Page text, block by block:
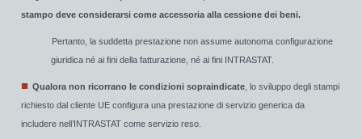
stampo deve considerarsi come accessoria alla cessione dei beni.
Pertanto, la suddetta prestazione non assume autonoma configurazione
giuridica né ai fini della fatturazione, né ai fini INTRASTAT.
Qualora non ricorrano le condizioni sopraindicate , lo sviluppo degli stampi
richiesto dal cliente UE configura una prestazione di servizio generica da
includere nell’INTRASTAT come servizio reso.